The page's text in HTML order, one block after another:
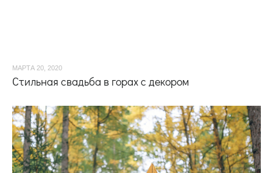
МАРТА 20, 2020
Стильная свадьба в горах с декором